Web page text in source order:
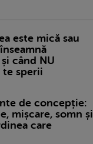
este mică sau
când NU
te sperii
de concepție:
mișcare, somn și
care